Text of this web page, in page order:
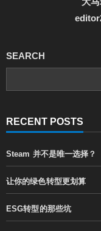
SEARCH
RECENT POSTS
Steam 并不是唯一选择？
让你的绿色转型更划算
ESG转型的那些坑